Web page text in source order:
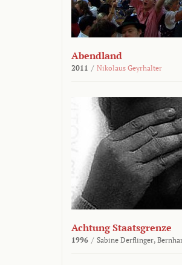
Abendland
2011 / Nikolaus Geyrhalter
Achtung Staatsgrenze
1996 / Sabine Derflinger,